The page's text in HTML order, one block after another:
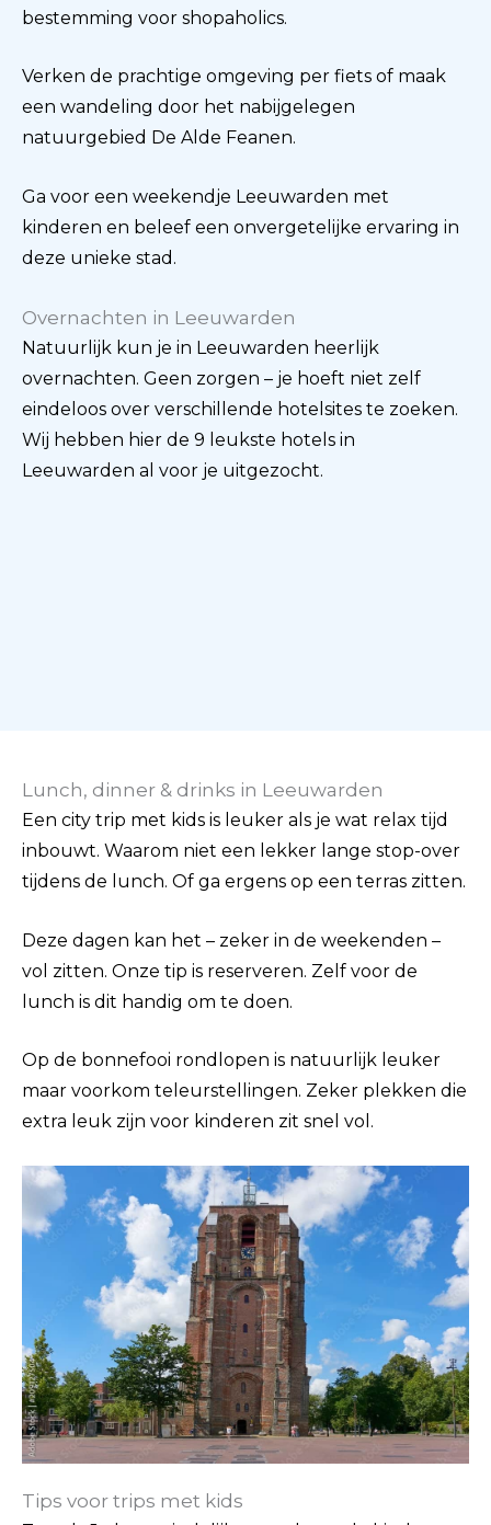
bestemming voor shopaholics.
Verken de prachtige omgeving per fiets of maak
een wandeling door het nabijgelegen
natuurgebied De Alde Feanen.
Ga voor een weekendje Leeuwarden met
kinderen en beleef een onvergetelijke ervaring in
deze unieke stad.
Overnachten in Leeuwarden
Natuurlijk kun je in Leeuwarden heerlijk
overnachten. Geen zorgen – je hoeft niet zelf
eindeloos over verschillende hotelsites te zoeken.
Wij hebben hier de 9 leukste hotels in
Leeuwarden al voor je uitgezocht.
Lunch, dinner & drinks in Leeuwarden
Een city trip met kids is leuker als je wat relax tijd
inbouwt. Waarom niet een lekker lange stop-over
tijdens de lunch. Of ga ergens op een terras zitten.
Deze dagen kan het – zeker in de weekenden –
vol zitten. Onze tip is reserveren. Zelf voor de
lunch is dit handig om te doen.
Op de bonnefooi rondlopen is natuurlijk leuker
maar voorkom teleurstellingen. Zeker plekken die
extra leuk zijn voor kinderen zit snel vol.
Tips voor trips met kids